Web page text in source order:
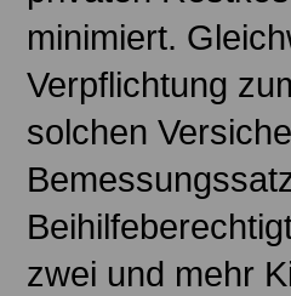
minimiert.
Verpflichtung
solchen
zwei und mehr